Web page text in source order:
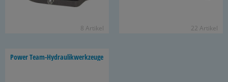
8 Ar­ti­kel 22 Ar­ti­kel
Power Team-​Hydraulikwerkzeuge